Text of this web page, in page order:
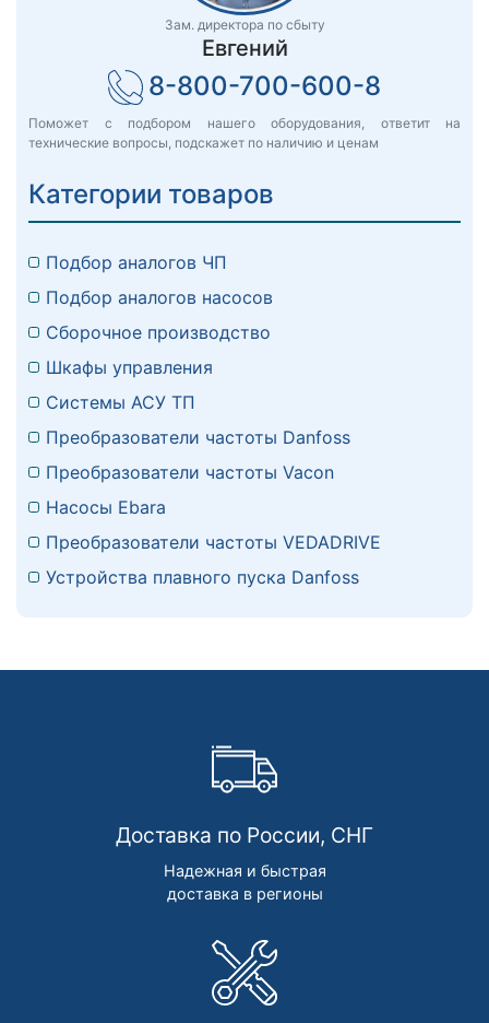
Зам. директора по сбыту
Евгений
8-800-700-600-8
Поможет с подбором нашего оборудования, ответит на
технические вопросы, подскажет по наличию и ценам
Категории товаров
Подбор аналогов ЧП
Подбор аналогов насосов
Сборочное производство
Шкафы управления
Системы АСУ ТП
Преобразователи частоты Danfoss
Преобразователи частоты Vacon
Насосы Ebara
Преобразователи частоты VEDADRIVE
Устройства плавного пуска Danfoss
Доставка по России, СНГ
Надежная и быстрая
доставка в регионы